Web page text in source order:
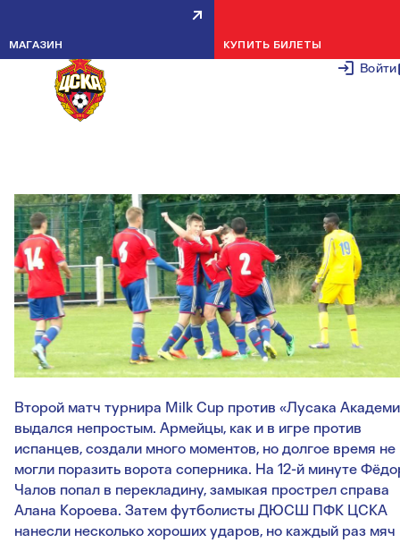
Войти
МАГАЗИН КУПИТЬ БИЛЕТЫ
КРАСНО-СИНИЕ ПРОДОЛЖАЮТ
УСПЕШНОЕ ВЫСТУПЛЕНИЕ В
СЕВЕРНОЙ ИРЛАНДИИ
Второй матч турнира Milk Cup против «Лусака
выдался непростым. Армейцы, как и в игре против
испанцев, создали много моментов, но долгое время не
могли поразить ворота соперника. На 12-й минуте
Чалов попал в перекладину, замыкая прострел справа
Алана Короева. Затем футболисты ДЮСШ ПФК ЦСКА
нанесли несколько хороших ударов, но каждый раз мяч